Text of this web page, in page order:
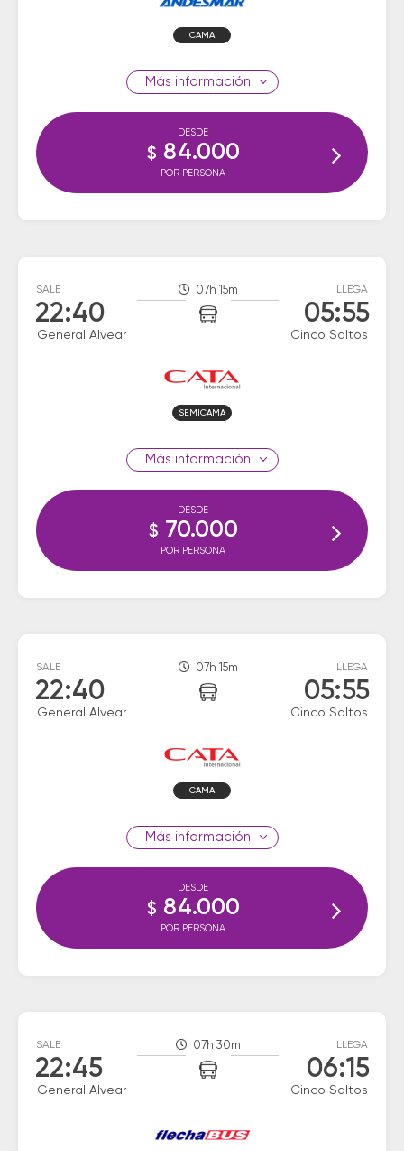
CAMA
información
DESDE
$ 84.000
POR PERSONA
SALE
22:40
General Alvear
07h 15m LLEGA
05:55
Cinco Saltos
SEMICAMA
información
DESDE
$ 70.000
POR PERSONA
SALE
22:40
General Alvear
07h 15m LLEGA
05:55
Cinco Saltos
CAMA
información
DESDE
$ 84.000
POR PERSONA
SALE
22:45
General Alvear
07h 30m LLEGA
06:15
Cinco Saltos